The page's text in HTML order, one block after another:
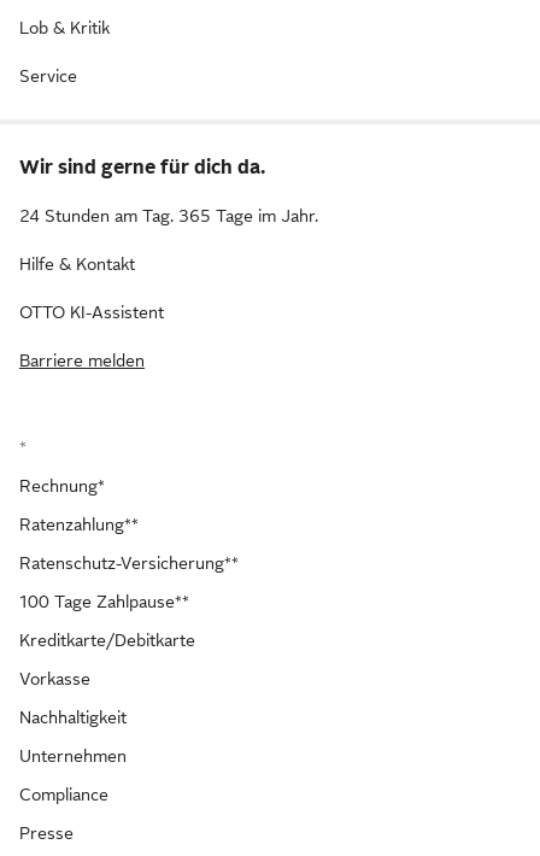
Lob & Kritik
Service
Wir sind gerne für dich da.
24 Stunden am Tag. 365 Tage im Jahr.
Hilfe & Kontakt
OTTO KI-Assistent
Barriere melden
*
Rechnung*
Ratenzahlung**
Ratenschutz-Versicherung**
100 Tage Zahlpause**
Kreditkarte/Debitkarte
Vorkasse
Nachhaltigkeit
Unternehmen
Compliance
Presse